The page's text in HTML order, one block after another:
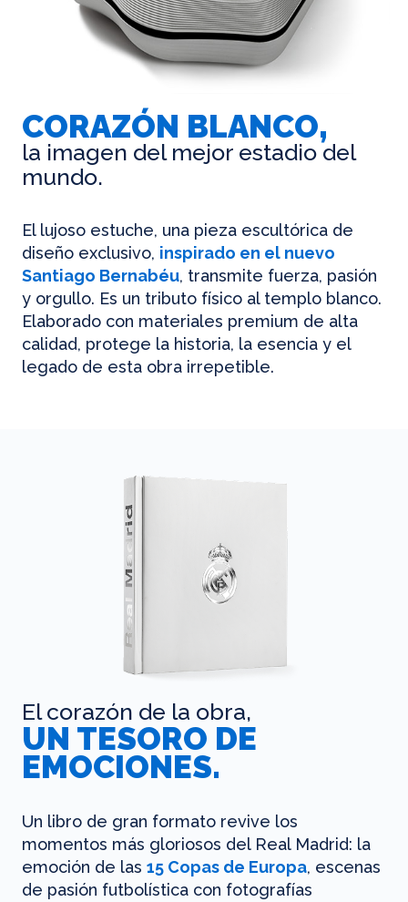
CORAZÓN BLANCO,
la imagen del mejor estadio del
mundo.
El lujoso estuche, una pieza escultórica de
diseño exclusivo, inspirado en el nuevo
Santiago Bernabéu, transmite fuerza, pasión
y orgullo. Es un tributo físico al templo blanco.
Elaborado con materiales premium de alta
calidad, protege la historia, la esencia y el
legado de esta obra irrepetible.
El corazón de la obra,
UN TESORO DE
EMOCIONES.
Un libro de gran formato revive los
momentos más gloriosos del Real Madrid: la
emoción de las 15 Copas de Europa, escenas
de pasión futbolística con fotografías